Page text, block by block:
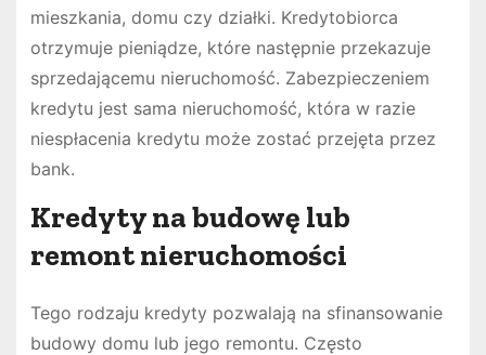
mieszkania, domu czy działki. Kredytobiorca
otrzymuje pieniądze, które następnie przekazuje
sprzedającemu nieruchomość. Zabezpieczeniem
kredytu jest sama nieruchomość, która w razie
niespłacenia kredytu może zostać przejęta przez
bank.
Kredyty na budowę lub
remont nieruchomości
Tego rodzaju kredyty pozwalają na sfinansowanie
budowy domu lub jego remontu. Często